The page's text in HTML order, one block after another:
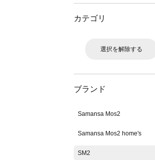
カテゴリ
選択を解除する
ブランド
Samansa Mos2
Samansa Mos2 home's
SM2